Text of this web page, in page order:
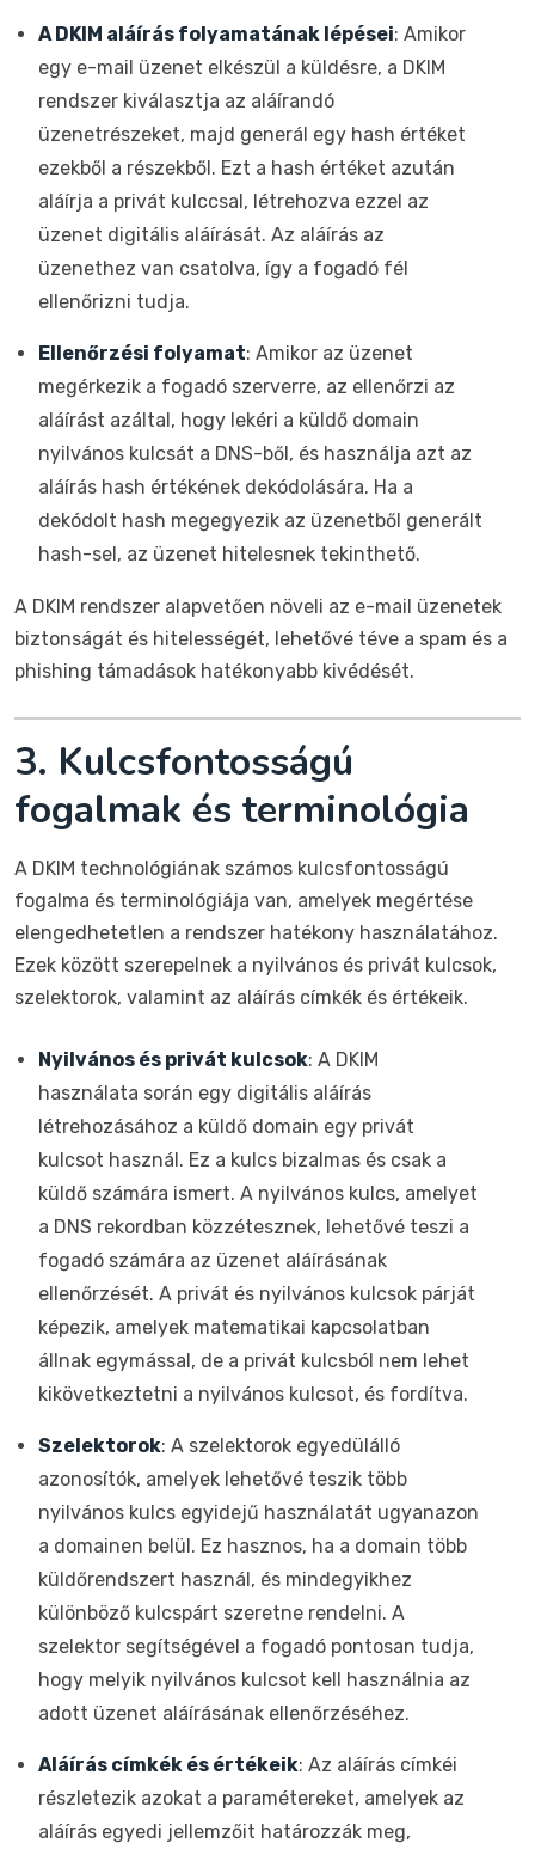
A DKIM aláírás folyamatának lépései: Amikor
egy e-mail üzenet elkészül a küldésre, a DKIM
rendszer kiválasztja az aláírandó
üzenetrészeket, majd generál egy hash értéket
ezekből a részekből. Ezt a hash értéket azután
aláírja a privát kulccsal, létrehozva ezzel az
üzenet digitális aláírását. Az aláírás az
üzenethez van csatolva, így a fogadó fél
ellenőrizni tudja.
Ellenőrzési folyamat: Amikor az üzenet
megérkezik a fogadó szerverre, az ellenőrzi az
aláírást azáltal, hogy lekéri a küldő domain
nyilvános kulcsát a DNS-ből, és használja azt az
aláírás hash értékének dekódolására. Ha a
dekódolt hash megegyezik az üzenetből generált
hash-sel, az üzenet hitelesnek tekinthető.
A DKIM rendszer alapvetően növeli az e-mail üzenetek
biztonságát és hitelességét, lehetővé téve a spam és a
phishing támadások hatékonyabb kivédését.
3. Kulcsfontosságú
fogalmak és terminológia
A DKIM technológiának számos kulcsfontosságú
fogalma és terminológiája van, amelyek megértése
elengedhetetlen a rendszer hatékony használatához.
Ezek között szerepelnek a nyilvános és privát kulcsok,
szelektorok, valamint az aláírás címkék és értékeik.
Nyilvános és privát kulcsok: A DKIM
használata során egy digitális aláírás
létrehozásához a küldő domain egy privát
kulcsot használ. Ez a kulcs bizalmas és csak a
küldő számára ismert. A nyilvános kulcs, amelyet
a DNS rekordban közzétesznek, lehetővé teszi a
fogadó számára az üzenet aláírásának
ellenőrzését. A privát és nyilvános kulcsok párját
képezik, amelyek matematikai kapcsolatban
állnak egymással, de a privát kulcsból nem lehet
kikövetkeztetni a nyilvános kulcsot, és fordítva.
Szelektorok: A szelektorok egyedülálló
azonosítók, amelyek lehetővé teszik több
nyilvános kulcs egyidejű használatát ugyanazon
a domainen belül. Ez hasznos, ha a domain több
küldőrendszert használ, és mindegyikhez
különböző kulcspárt szeretne rendelni. A
szelektor segítségével a fogadó pontosan tudja,
hogy melyik nyilvános kulcsot kell használnia az
adott üzenet aláírásának ellenőrzéséhez.
Aláírás címkék és értékeik: Az aláírás címkéi
részletezik azokat a paramétereket, amelyek az
aláírás egyedi jellemzőit határozzák meg,